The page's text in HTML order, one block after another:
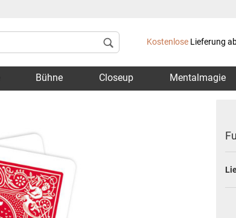
Lieferland
Konto
Kostenlose Lieferung
Bühne Closeup Mentalmagie